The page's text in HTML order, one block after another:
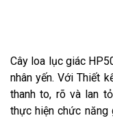
Cây loa lục giác
nhân yến. Với Thiết
thanh to, rõ và lan
thực hiện chức năng